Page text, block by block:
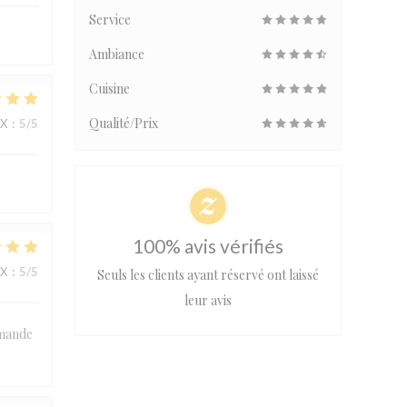
: 5/5
: 5/5
Service
Ambiance
Cuisine
Qualité/Prix
100% avis vérifiés
Seuls les clients ayant réservé ont laissé
leur avis